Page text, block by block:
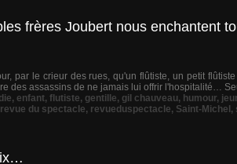
frères Joubert nous enchantent
par le crieur des rues, qu'un flûtiste, un petit
des assassins de ne jamais lui offrir l'hospitalité…
, enfant, flutiste, gentille, gil chauveau, humour,
revue du spectacle, revueduspectacle, Saint-Michel ,